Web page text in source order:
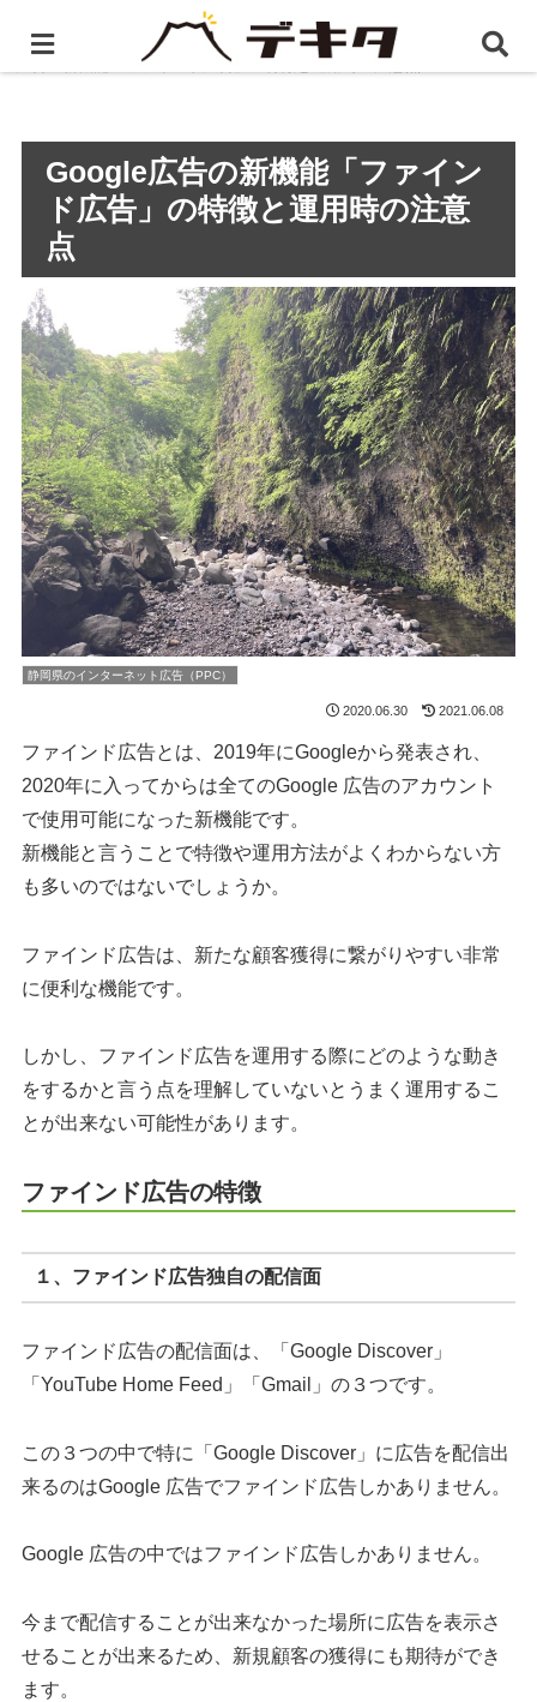
ホーム 静岡県のインターネット広告（PPC）
Google
広告の新機能「ファインド広告」の特徴と運用時の注意点
Google広告の新機能「ファイン
ド広告」の特徴と運用時の注意
点
静岡県のインターネット広告（PPC）
2020.06.30 2021.06.08
ファインド広告とは、2019年にGoogleから発表され、
2020年に入ってからは全てのGoogle 広告のアカウント
で使用可能になった新機能です。
新機能と言うことで特徴や運用方法がよくわからない方
も多いのではないでしょうか。
ファインド広告は、新たな顧客獲得に繋がりやすい非常
に便利な機能です。
しかし、ファインド広告を運用する際にどのような動き
をするかと言う点を理解していないとうまく運用するこ
とが出来ない可能性があります。
ファインド広告の特徴
１、ファインド広告独自の配信面
ファインド広告の配信面は、「Google Discover」
「YouTube Home Feed」「Gmail」の３つです。
この３つの中で特に「Google Discover」に広告を配信出
来るのはGoogle 広告でファインド広告しかありません。
Google 広告の中ではファインド広告しかありません。
今まで配信することが出来なかった場所に広告を表示さ
せることが出来るため、新規顧客の獲得にも期待ができ
ます。